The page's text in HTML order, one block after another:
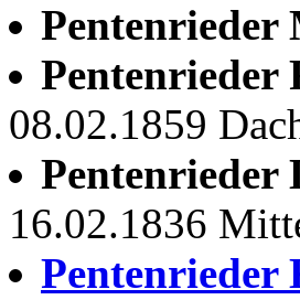
Pentenrieder
Pentenrieder
08.02.1859
Pentenrieder
16.02.1836
Pentenrieder